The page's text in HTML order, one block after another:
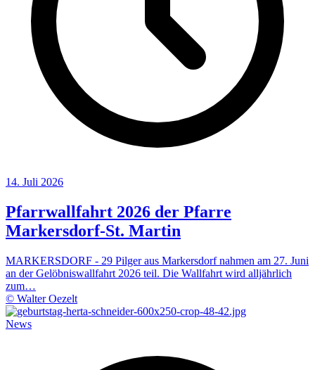
14. Juli 2026
Pfarrwallfahrt 2026 der Pfarre
Markersdorf-St. Martin
MARKERSDORF - 29 Pilger aus Markersdorf nahmen am 27. Juni
an der Gelöbniswallfahrt 2026 teil. Die Wallfahrt wird alljährlich
zum…
© Walter Oezelt
News